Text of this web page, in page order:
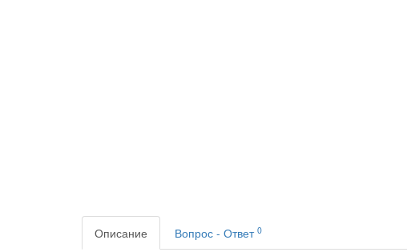
Описание Вопрос - Ответ 0